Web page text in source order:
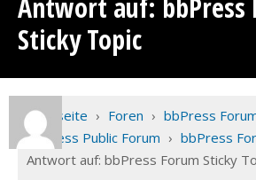
Antwort auf: bbPress
Sticky Topic
Startseite › Foren › bbPress
bbPress Public Forum › bbPress
Antwort auf: bbPress Forum Sticky